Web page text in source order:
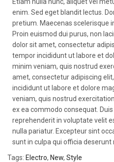
enim. Sed eget blandit lectus.
pretium. Maecenas scelerisque
Proin euismod dui purus, non
dolor sit amet, consectetur
tempor incididunt ut labore et
minim veniam, quis nostrud
amet, consectetur adipiscing
incididunt ut labore et dolore
veniam, quis nostrud
ex ea commodo consequat.
reprehenderit in voluptate velit
nulla pariatur. Excepteur sint
sunt in culpa qui officia
Tags: Electro, New, Style